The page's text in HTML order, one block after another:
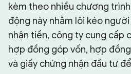
kèm theo nhiều chương
động này nhằm lôi kéo
nhận tiền, công ty cung cấp
hợp đồng góp vốn, hợp
và giấy chứng nhận đầu tư